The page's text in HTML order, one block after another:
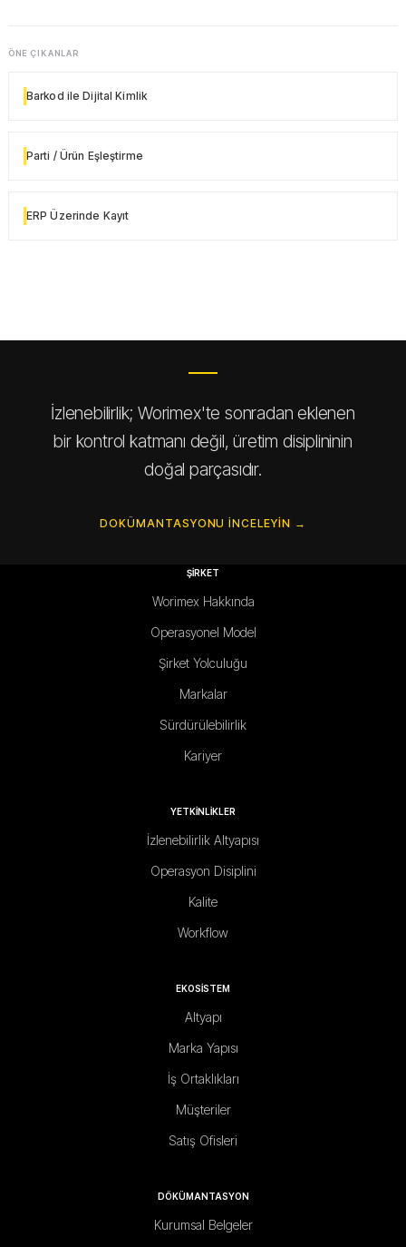
ÖNE ÇIKANLAR
Barkod ile Dijital Kimlik
Parti / Ürün Eşleştirme
ERP Üzerinde Kayıt
İzlenebilirlik; Worimex'te sonradan eklenen
bir kontrol katmanı değil, üretim disiplininin
doğal parçasıdır.
DOKÜMANTASYONU INCELEYIN →
ŞİRKET
Worimex Hakkında
Operasyonel Model
Şirket Yolculuğu
Markalar
Sürdürülebilirlik
Kariyer
YETKİNLİKLER
İzlenebilirlik Altyapısı
Operasyon Disiplini
Kalite
Workflow
EKOSİSTEM
Altyapı
Marka Yapısı
İş Ortaklıkları
Müşteriler
Satış Ofisleri
DÖKÜMANTASYON
Kurumsal Belgeler